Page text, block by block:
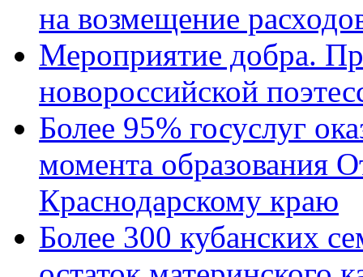
на возмещение
Мероприятие добра.
новороссийской
Более 95% госуслуг
момента образования
Краснодарскому краю
Более 300 кубанских